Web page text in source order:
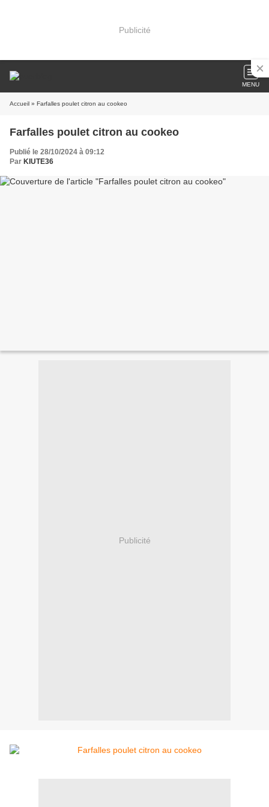
Publicité
MENU
Accueil » Farfalles poulet citron au cookeo
Farfalles poulet citron au cookeo
Publié le 28/10/2024 à 09:12
Par KIUTE36
Publicité